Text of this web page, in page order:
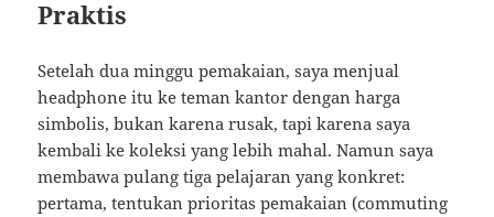
Praktis
Setelah dua minggu pemakaian, saya menjual
headphone itu ke teman kantor dengan harga
simbolis, bukan karena rusak, tapi karena saya
kembali ke koleksi yang lebih mahal. Namun saya
membawa pulang tiga pelajaran yang konkret:
pertama, tentukan prioritas pemakaian (commuting